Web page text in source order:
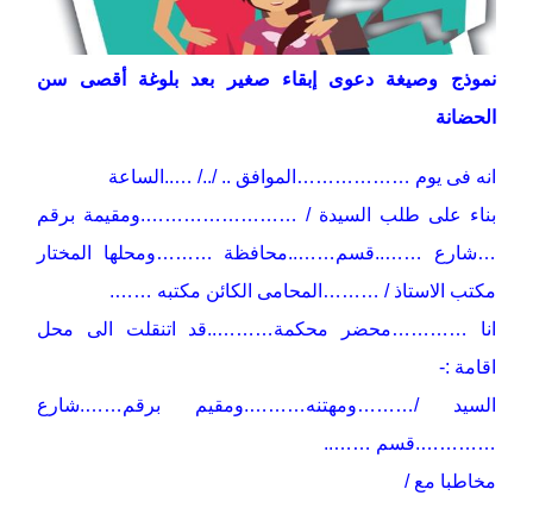
نموذج وصيغة دعوى إبقاء صغير بعد بلوغة أقصى سن
الحضانة
انه فى يوم ………………الموافق .. /../ …..الساعة
بناء على طلب السيدة / …………………….ومقيمة برقم
…شارع ……..قسم……..محافظة ………ومحلها المختار
مكتب الاستاذ / ………المحامى الكائن مكتبه …….
انا …………محضر محكمة………..قد اتنقلت الى محل
اقامة :-
السيد /………ومهتنه……….ومقيم برقم…….شارع
………….قسم ……..
مخاطبا مع /